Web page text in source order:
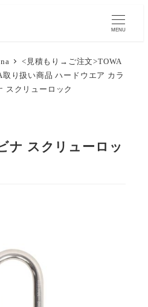
MENU
<見積もり→ご注文>TOWA
取り扱い商品 ハードウエア カラ
スクリューロック
ナ スクリューロッ